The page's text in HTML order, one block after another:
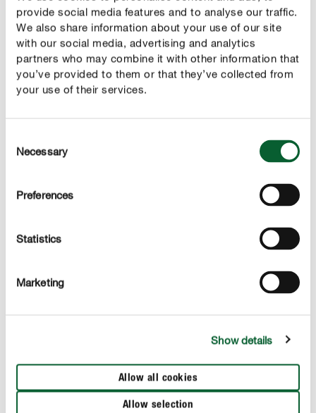
provide social media features and to analyse our traffic.
We also share information about your use of our site
with our social media, advertising and analytics
partners who may combine it with other information that
you’ve provided to them or that they’ve collected from
your use of their services.
Selection
Necessary
Preferences
Statistics
Marketing
Show details
Allow all cookies
Allow selection
dat de ziekte zich verder uitbreidt.
Herhaal de behandeling.
Verwijder de afgevallen bladeren, omdat de
schimmel vanuit deze bladeren het nog gezonde
Deze onderwerpen kunnen je ook interesseren